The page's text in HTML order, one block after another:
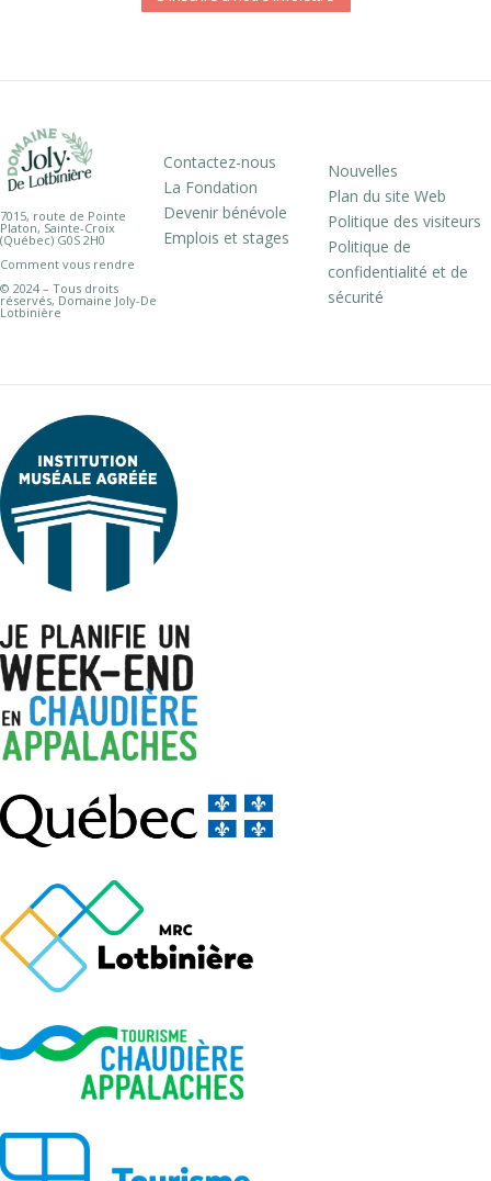
7015, route de Pointe
Platon, Sainte-Croix
(Québec) G0S 2H0
Comment vous rendre
© 2024 – Tous droits
réservés, Domaine Joly-De
Lotbinière
Contactez-nous
La Fondation
Devenir bénévole
Emplois et stages
Nouvelles
Plan du site Web
Politique des visiteurs
Politique de
confidentialité et de
sécurité